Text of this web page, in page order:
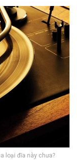
loại đĩa này chưa?